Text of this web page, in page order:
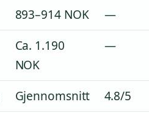
893–914 NOK
—
Ca. 1.190
NOK
—
Gjennomsnitt
4.8/5